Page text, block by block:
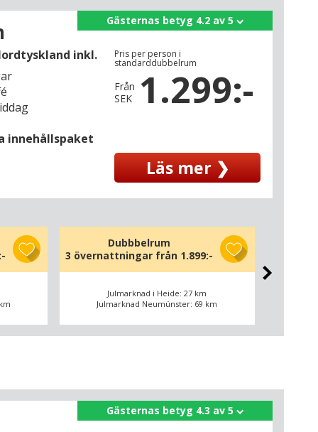
inkl.
innehållspaket
Pris per person i
standarddubbelrum
Från
SEK
1.299:-
Läs mer ❯
Gästernas betyg 4.2 av 5
Dubbbelrum
3 övernattningar från 1.899:-
Julmarknad i Heide: 27 km
Julmarknad Neumünster: 69 km
Gästernas betyg 4.3 av 5